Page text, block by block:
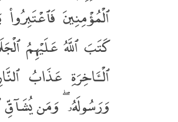
ٱلْمُؤْمِنِينَ
كَتَبَ ٱللَّهُ عَلَيْهِمُ
ٱلْـَٔاخِرَةِ عَذَابُ
وَرَسُولَهُۥ ۖ وَمَن يُشَآقِّ